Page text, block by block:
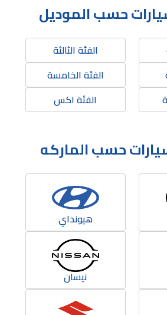
حسب الموديل
الفئة الثالثة
الفئة الخامسة
الفئة اكس
حسب الماركه
هيونداي
نيسان